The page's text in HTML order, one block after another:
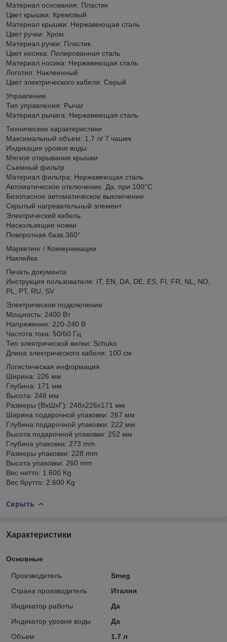
Материал основания: Пластик
Цвет крышки: Кремовый
Материал крышки: Нержавеющая сталь
Цвет ручки: Хром
Материал ручки: Пластик
Цвет носика: Полированная сталь
Материал носика: Нержавеющая сталь
Логотип: Наклеенный
Цвет электрического кабеля: Серый
Управление
Тип управления: Рычаг
Материал рычага: Нержавеющая сталь
Технические характеристики
Максимальный объем: 1,7 л/ 7 чашек
Индикация уровня воды
Мягкое открывание крышки
Съемный фильтр
Материал фильтра: Нержавеющая сталь
Автоматическое отключение: Да, при 100°C
Безопасное автоматическое выключение
Скрытый нагревательный элемент
Электрический кабель
Нескользящие ножки
Поворотная база 360°
Маркетинг / Коммуникации
Наклейка
Печать документа
Инструкция пользователя: IT, EN, DA, DE, ES, FI, FR, NL, NO,
PL, PT, RU, SV
Электрическое подключение
Мощность: 2400 Вт
Напряжение: 220-240 В
Частота тока: 50/60 Гц
Тип электрической вилки: Schuko
Длина электрического кабеля: 100 см
Логистическая информация
Ширина: 226 мм
Глубина: 171 мм
Высота: 248 мм
Размеры (ВхШхГ): 248x226x171 мм
Ширина подарочной упаковки: 267 мм
Глубина подарочной упаковки: 222 мм
Высота подарочной упаковки: 252 мм
Глубина упаковки: 273 mm
Размеры упаковки: 228 mm
Высота упаковки: 260 mm
Вес нетто: 1.600 Kg
Вес брутто: 2.600 Kg
Скрыть
Характеристики
Основные
Производитель
Smeg
Страна производитель
Италия
Индикатор работы
Да
Индикатор уровня воды
Да
Объем
1.7 л